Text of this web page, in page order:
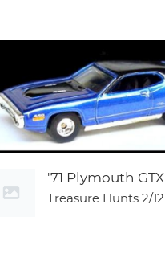
'71 Plymouth GTX
Treasure Hunts 2/12